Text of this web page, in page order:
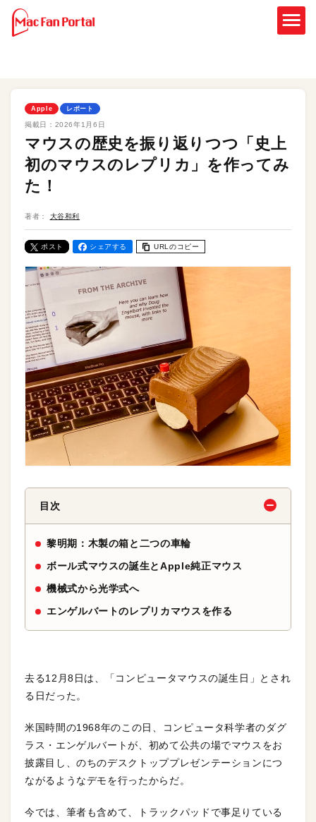
Apple レポート
掲載日： 2026年1月6日
マウスの歴史を振り返りつつ「史上
初のマウスのレプリカ」を作ってみ
た！
著者： 大谷和利
ポスト シェアする URLのコピー
目次
黎明期：木製の箱と二つの車輪
ボール式マウスの誕生とApple純正マウス
機械式から光学式へ
エンゲルバートのレプリカマウスを作る
去る12月8日は、「コンピュータマウスの誕生日」とされ
る日だった。
米国時間の1968年のこの日、コンピュータ科学者のダグ
ラス・エンゲルバートが、初めて公共の場でマウスをお
披露目し、のちのデスクトッププレゼンテーションにつ
ながるようなデモを行ったからだ。
今では、筆者も含めて、トラックパッドで事足りている